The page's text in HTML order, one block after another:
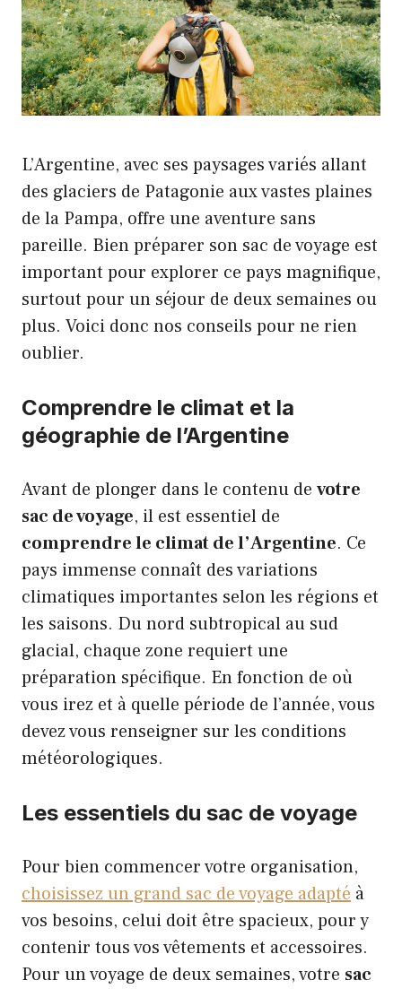
L’Argentine, avec ses paysages variés allant
des glaciers de Patagonie aux vastes plaines
de la Pampa, offre une aventure sans
pareille. Bien préparer son sac de voyage est
important pour explorer ce pays magnifique,
surtout pour un séjour de deux semaines ou
plus. Voici donc nos conseils pour ne rien
oublier.
Comprendre le climat et la
géographie de l’Argentine
Avant de plonger dans le contenu de votre
sac de voyage, il est essentiel de
comprendre le climat de l’Argentine. Ce
pays immense connaît des variations
climatiques importantes selon les régions et
les saisons. Du nord subtropical au sud
glacial, chaque zone requiert une
préparation spécifique. En fonction de où
vous irez et à quelle période de l’année, vous
devez vous renseigner sur les conditions
météorologiques.
Les essentiels du sac de voyage
Pour bien commencer votre organisation,
choisissez un grand sac de voyage adapté à
vos besoins, celui doit être spacieux, pour y
contenir tous vos vêtements et accessoires.
Pour un voyage de deux semaines, votre sac